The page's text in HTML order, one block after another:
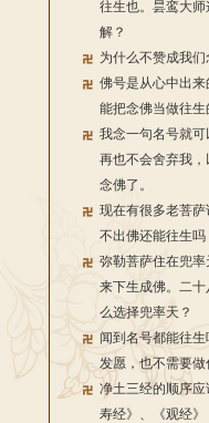
往生也。昙鸾大
解？
为什么不赞成我们
佛号是从心中出
能把念佛当做往生
我念一句名号就
再也不会舍弃我
念佛了。
现在有很多老菩
不出佛还能往生吗
弥勒菩萨住在兜
来下生成佛。二
么选择兜率天？
闻到名号都能往
发愿，也不需要做
净土三经的顺序
寿经》、《观经